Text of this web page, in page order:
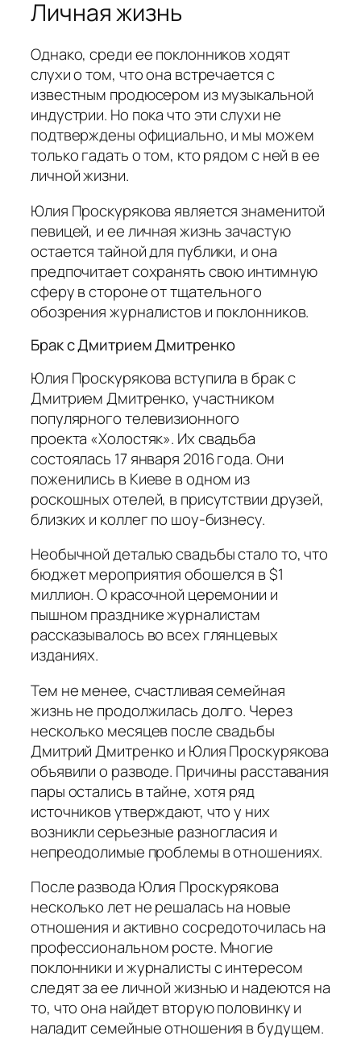
Личная жизнь
Однако, среди ее поклонников ходят
слухи о том, что она встречается с
известным продюсером из музыкальной
индустрии. Но пока что эти слухи не
подтверждены официально, и мы можем
только гадать о том, кто рядом с ней в ее
личной жизни.
Юлия Проскурякова является знаменитой
певицей, и ее личная жизнь зачастую
остается тайной для публики, и она
предпочитает сохранять свою интимную
сферу в стороне от тщательного
обозрения журналистов и поклонников.
Брак с Дмитрием Дмитренко
Юлия Проскурякова вступила в брак с
Дмитрием Дмитренко, участником
популярного телевизионного
проекта «Холостяк». Их свадьба
состоялась 17 января 2016 года. Они
поженились в Киеве в одном из
роскошных отелей, в присутствии друзей,
близких и коллег по шоу-бизнесу.
Необычной деталью свадьбы стало то, что
бюджет мероприятия обошелся в $1
миллион. О красочной церемонии и
пышном празднике журналистам
рассказывалось во всех глянцевых
изданиях.
Тем не менее, счастливая семейная
жизнь не продолжилась долго. Через
несколько месяцев после свадьбы
Дмитрий Дмитренко и Юлия Проскурякова
объявили о разводе. Причины расставания
пары остались в тайне, хотя ряд
источников утверждают, что у них
возникли серьезные разногласия и
непреодолимые проблемы в отношениях.
После развода Юлия Проскурякова
несколько лет не решалась на новые
отношения и активно сосредоточилась на
профессиональном росте. Многие
поклонники и журналисты с интересом
следят за ее личной жизнью и надеются на
то, что она найдет вторую половинку и
наладит семейные отношения в будущем.